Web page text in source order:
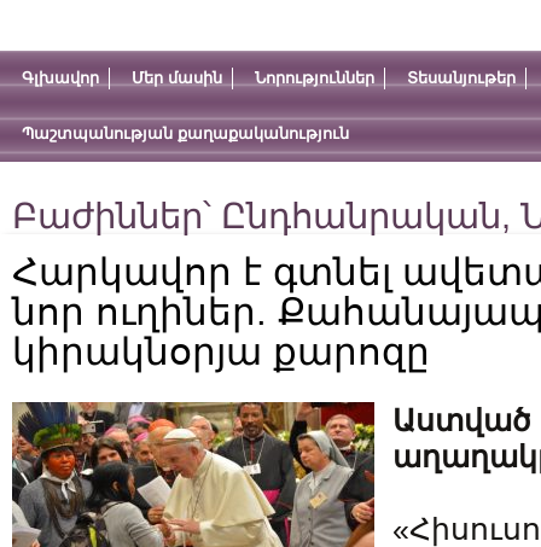
Գլխավոր Մեր մասին Նորություններ Տեսանյութեր
Պաշտպանության քաղաքականություն
Բաժիններ՝ Ընդհանրական,
Հարկավոր է գտնել
նոր ուղիներ.
կիրակնօրյա քարոզը
Աստված